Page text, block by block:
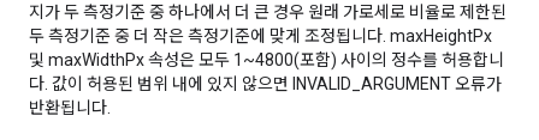
지가 두 측정기준 중 하나에서 더 큰 경우 원래 가로세로 비율로 제한된
두 측정기준 중 더 작은 측정기준에 맞게 조정됩니다. maxHeightPx
및 maxWidthPx 속성은 모두 1~4800(포함) 사이의 정수를 허용합니
다. 값이 허용된 범위 내에 있지 않으면 INVALID_ARGUMENT 오류가
반환됩니다.